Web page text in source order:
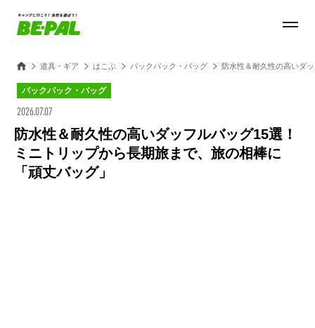
道具・ギア はこぶ バックパック・バッグ 防水性＆耐久性の高いダ
バックパック・バッグ
2026.07.07
防水性＆耐久性の高いダッフルバッグ15選！
ミニトリップから長期旅まで、旅の相棒に
「頑丈バッグ」